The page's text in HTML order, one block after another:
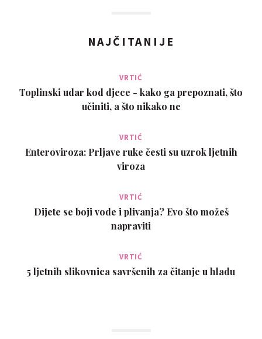
NAJČITANIJE
VRTIĆ
Toplinski udar kod djece - kako ga prepoznati, što
učiniti, a što nikako ne
VRTIĆ
Enteroviroza: Prljave ruke česti su uzrok ljetnih
viroza
VRTIĆ
Dijete se boji vode i plivanja? Evo što možeš
napraviti
VRTIĆ
5 ljetnih slikovnica savršenih za čitanje u hladu